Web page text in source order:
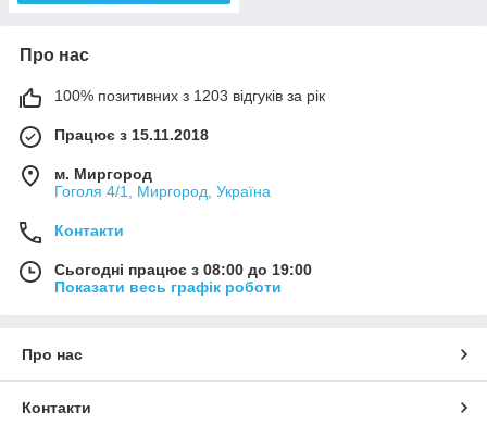
Про нас
100% позитивних з 1203 відгуків за рік
Працює з 15.11.2018
м. Миргород
Гоголя 4/1, Миргород, Україна
Контакти
Сьогодні працює з 08:00 до 19:00
Показати весь графік роботи
Про нас
Контакти